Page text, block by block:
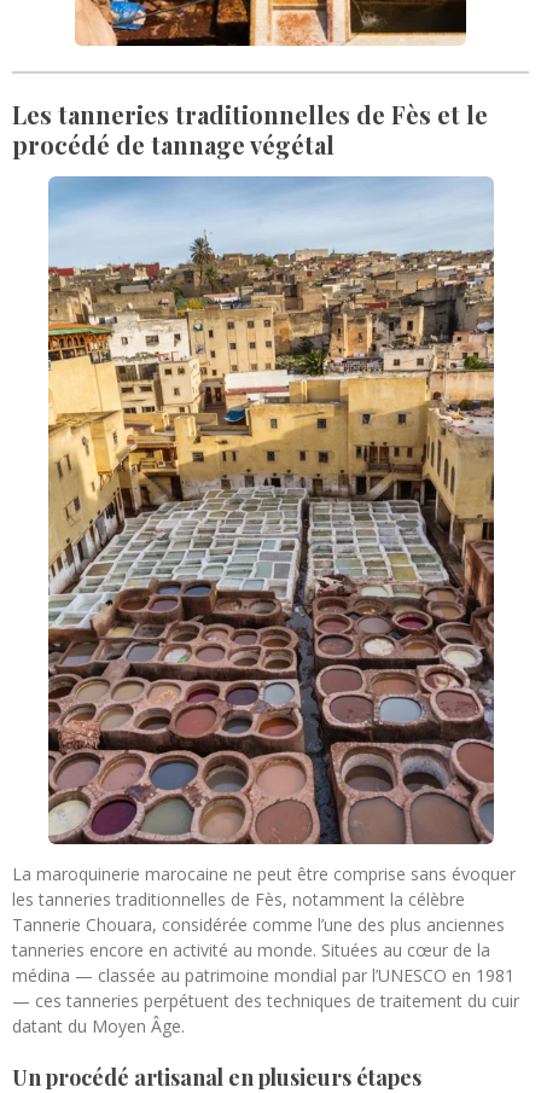
Les tanneries traditionnelles de Fès et le
procédé de tannage végétal
La maroquinerie marocaine ne peut être comprise sans évoquer
les tanneries traditionnelles de Fès, notamment la célèbre
Tannerie Chouara, considérée comme l’une des plus anciennes
tanneries encore en activité au monde. Situées au cœur de la
médina — classée au patrimoine mondial par l’UNESCO en 1981
— ces tanneries perpétuent des techniques de traitement du cuir
datant du Moyen Âge.
Un procédé artisanal en plusieurs étapes